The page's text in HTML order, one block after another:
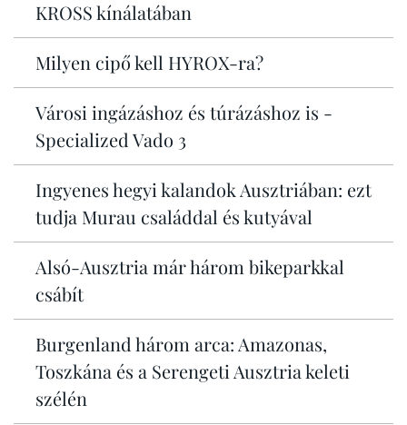
KROSS kínálatában
Milyen cipő kell HYROX-ra?
Városi ingázáshoz és túrázáshoz is -
Specialized Vado 3
Ingyenes hegyi kalandok Ausztriában: ezt
tudja Murau családdal és kutyával
Alsó-Ausztria már három bikeparkkal
csábít
Burgenland három arca: Amazonas,
Toszkána és a Serengeti Ausztria keleti
szélén